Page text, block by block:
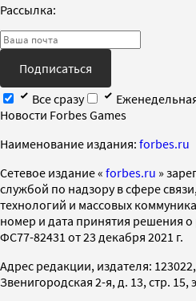
Рассылка:
Подписаться
Все сразу
Новости Forbes Games
Наименование издания: forbes.ru
Cетевое издание « forbes.ru »
службой по надзору в сфере
технологий и массовых
номер и дата принятия решения
ФС77-82431 от 23 декабря 2021 г.
Адрес редакции, издателя:
Звенигородская 2-я, д. 13, стр. 15,